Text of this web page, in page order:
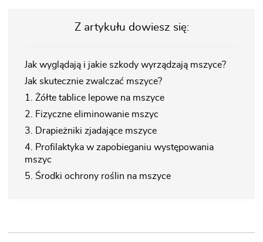
Z artykułu dowiesz się:
Jak wyglądają i jakie szkody wyrządzają mszyce?
Jak skutecznie zwalczać mszyce?
1. Żółte tablice lepowe na mszyce
2. Fizyczne eliminowanie mszyc
3. Drapieżniki zjadające mszyce
4. Profilaktyka w zapobieganiu występowania
mszyc
5. Środki ochrony roślin na mszyce